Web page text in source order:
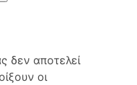
δεν αποτελεί
οι